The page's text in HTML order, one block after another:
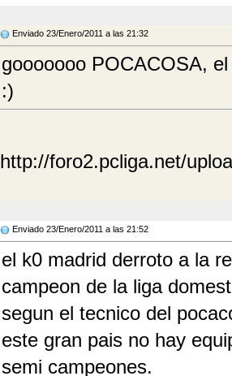
Enviado 23/Enero/2011 a las 21:32
gooooooo POCACOSA,
:)
http://foro2.pcliga.net/
Enviado 23/Enero/2011 a las 21:52
el k0 madrid derroto a la
campeon de la liga
segun el tecnico del
este gran pais no hay
semi campeones.